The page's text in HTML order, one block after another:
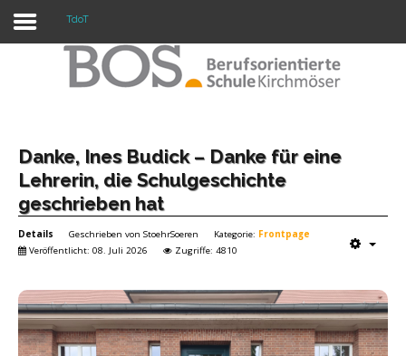
Warning: "continue" targeting switch is equivalent
Home
Profil
Termine
Mitwirkung
TdoT
Danke, Ines Budick – Danke für eine
Lehrerin, die Schulgeschichte
geschrieben hat
Details Geschrieben von StoehrSoeren Kategorie: Frontpage
Veröffentlicht: 08. Juli 2026
Zugriffe: 4810